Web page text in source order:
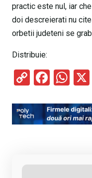
practic este nul, iar
doi descreierati nu
orbetii judeteni se
Distribuie:
C
py
Li
F
ce
b
W
at
s